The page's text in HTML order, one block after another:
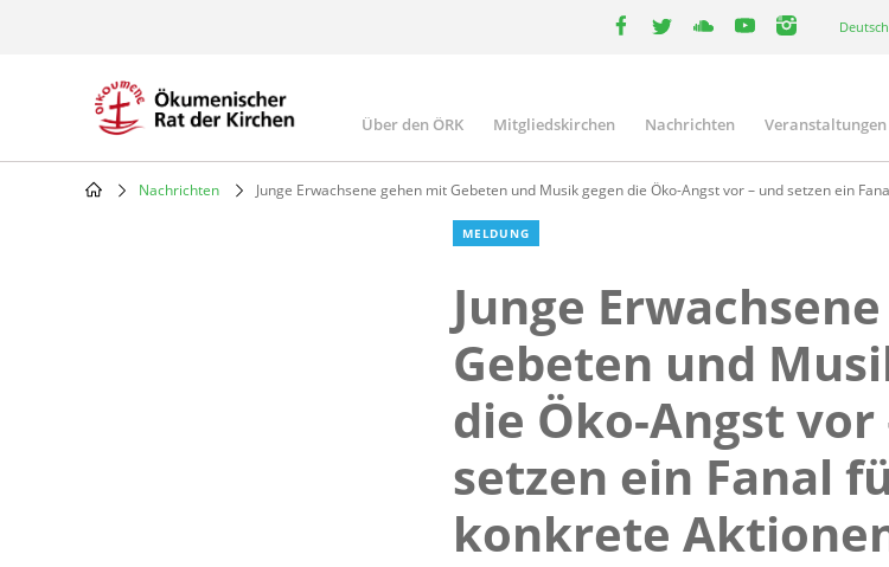
Deutsch
Main
navigation
Über den ÖRK Mitgliedskirchen Nachrichten Veranstaltungen
Nachrichten Junge Erwachsene gehen mit Gebeten und Musik gegen die Öko-Angst vor – und setzen ein
MELDUNG
Junge
Gebeten und
die Öko-Angst vor
setzen ein Fanal
konkrete